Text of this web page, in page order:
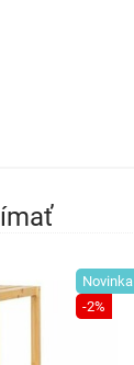
Novinka
-2%